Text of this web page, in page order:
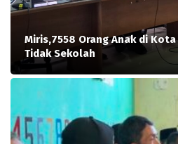
Miris,7558 Orang Anak di
Tidak Sekolah